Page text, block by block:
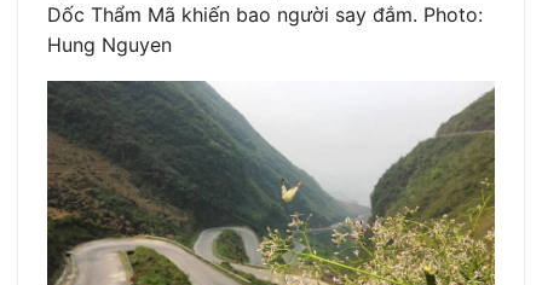
Dốc Thẩm Mã khiến bao người say đắm. Photo:
Hung Nguyen